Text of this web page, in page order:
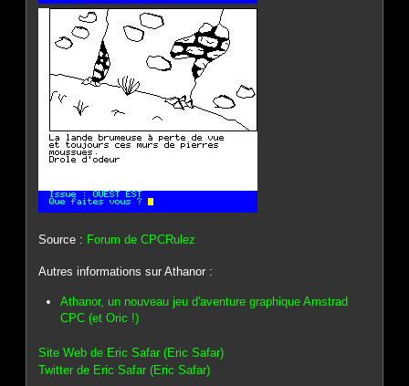
Source : Forum de CPCRulez
Autres informations sur Athanor :
Athanor, un nouveau jeu d'aventure graphique Amstrad
CPC (et Oric !)
Site Web de Eric Safar (Eric Safar)
Twitter de Eric Safar (Eric Safar)